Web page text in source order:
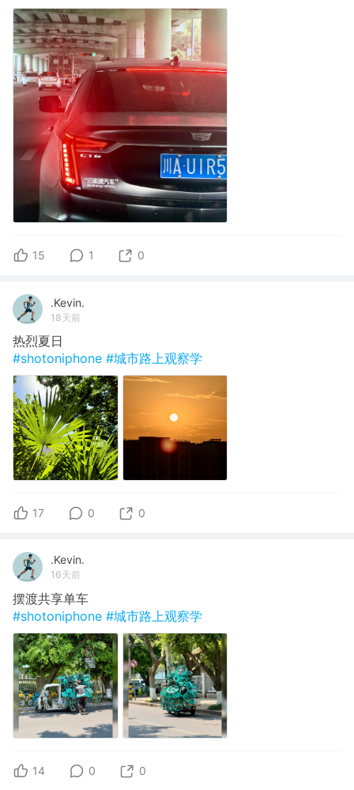
15 1 0
.Kevin.
18天前
热烈夏日
#shotoniphone #城市路上观察学
17 0 0
.Kevin.
16天前
摆渡共享单车
#shotoniphone #城市路上观察学
14 0 0